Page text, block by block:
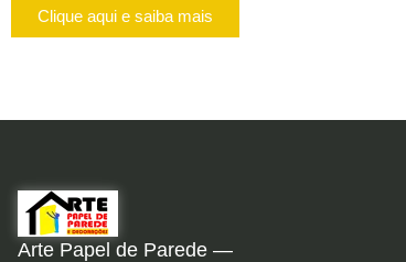
Clique aqui e saiba mais
Arte Papel de Parede —